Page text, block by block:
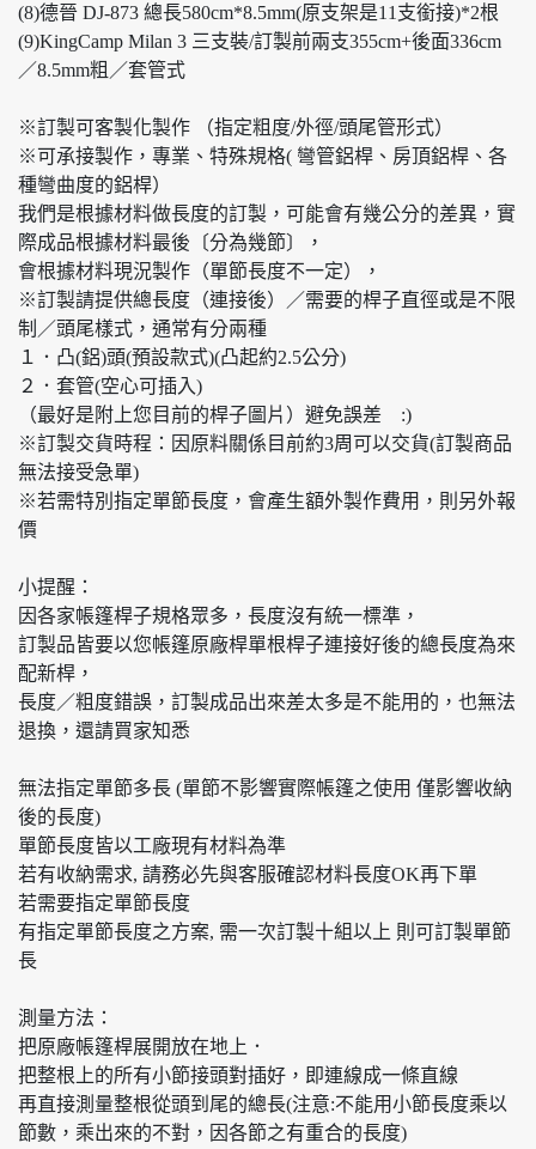
(8)德晉 DJ-873 總長580cm*8.5mm(原支架是11支銜接)*2根
(9)KingCamp Milan 3 三支裝/訂製前兩支355cm+後面336cm
／8.5mm粗／套管式
※訂製可客製化製作 （指定粗度/外徑/頭尾管形式）
※可承接製作，專業、特殊規格( 彎管鋁桿、房頂鋁桿、各
種彎曲度的鋁桿）
我們是根據材料做長度的訂製，可能會有幾公分的差異，實
際成品根據材料最後〔分為幾節〕，
會根據材料現況製作（單節長度不一定），
※訂製請提供總長度（連接後）／需要的桿子直徑或是不限
制／頭尾樣式，通常有分兩種
１．凸(鋁)頭(預設款式)(凸起約2.5公分)
２．套管(空心可插入)
（最好是附上您目前的桿子圖片）避免誤差 :)
※訂製交貨時程：因原料關係目前約3周可以交貨(訂製商品
無法接受急單)
※若需特別指定單節長度，會產生額外製作費用，則另外報
價
小提醒：
因各家帳篷桿子規格眾多，長度沒有統一標準，
訂製品皆要以您帳篷原廠桿單根桿子連接好後的總長度為來
配新桿，
長度／粗度錯誤，訂製成品出來差太多是不能用的，也無法
退換，還請買家知悉
無法指定單節多長 (單節不影響實際帳篷之使用 僅影響收納
後的長度)
單節長度皆以工廠現有材料為準
若有收納需求, 請務必先與客服確認材料長度OK再下單
若需要指定單節長度
有指定單節長度之方案, 需一次訂製十組以上 則可訂製單節
長
測量方法：
把原廠帳篷桿展開放在地上．
把整根上的所有小節接頭對插好，即連線成一條直線
再直接測量整根從頭到尾的總長(注意:不能用小節長度乘以
節數，乘出來的不對，因各節之有重合的長度)